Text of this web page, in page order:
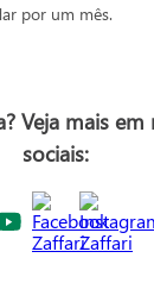
por um mês.
Veja mais em
sociais: